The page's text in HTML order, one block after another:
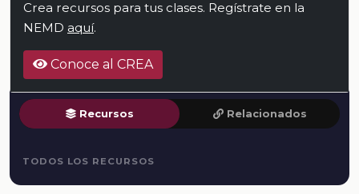
Crea recursos para tus clases. Regístrate en la
NEMD aquí.
Conoce al CREA
Recursos Relacionados
TODOS LOS RECURSOS